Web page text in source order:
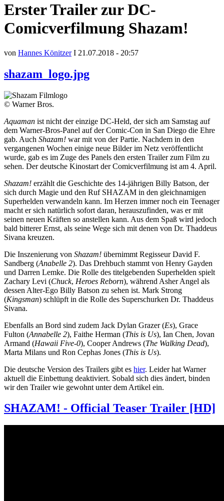
Erster Trailer zur DC-
Comicverfilmung Shazam!
von Hannes KönitzerI 21.07.2018 - 20:57
shazam_logo.jpg
© Warner Bros.
Aquaman ist nicht der einzige DC-Held, der sich am Samstag auf
dem Warner-Bros-Panel auf der Comic-Con in San Diego die Ehre
gab. Auch Shazam! war mit von der Partie. Nachdem in den
vergangenen Wochen einige neue Bilder im Netz veröffentlicht
wurde, gab es im Zuge des Panels den ersten Trailer zum Film zu
sehen. Der deutsche Kinostart der Comicverfilmung ist am 4. April.
Shazam! erzählt die Geschichte des 14-jährigen Billy Batson, der
sich durch Magie und den Ruf SHAZAM in den gleichnamigen
Superhelden verwandeln kann. Im Herzen immer noch ein Teenager
macht er sich natürlich sofort daran, herauszufinden, was er mit
seinen neuen Kräften so anstellen kann. Aus dem Spaß wird jedoch
bald bitterer Ernst, als seine Wege sich mit denen von Dr. Thaddeus
Sivana kreuzen.
Die Inszenierung von Shazam! übernimmt Regisseur David F.
Sandberg (Anabelle 2). Das Drehbuch stammt von Henry Gayden
und Darren Lemke. Die Rolle des titelgebenden Superhelden spielt
Zachary Levi (Chuck, Heroes Reborn), während Asher Angel als
dessen Alter-Ego Billy Batson zu sehen ist. Mark Strong
(Kingsman) schlüpft in die Rolle des Superschurken Dr. Thaddeus
Sivana.
Ebenfalls an Bord sind zudem Jack Dylan Grazer (Es), Grace
Fulton (Annabelle 2), Faithe Herman (This is Us), Ian Chen, Jovan
Armand (Hawaii Five-0), Cooper Andrews (The Walking Dead),
Marta Milans und Ron Cephas Jones (This is Us).
Die deutsche Version des Trailers gibt es hier. Leider hat Warner
aktuell die Einbettung deaktiviert. Sobald sich dies ändert, binden
wir den Trailer wie gewohnt unter dem Artikel ein.
SHAZAM! - Official Teaser Trailer [HD]